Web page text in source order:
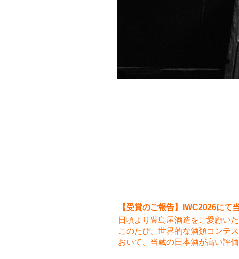
【受賞のご報告】IWC2026にて
日頃より豊島屋酒造をご愛顧い
このたび、世界的な酒類コンテ
おいて、当蔵の日本酒が高い評